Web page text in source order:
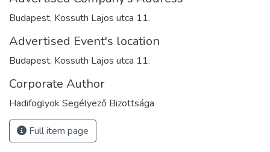
Budapest, Kossuth Lajos utca 11.
Advertised Event's location
Budapest, Kossuth Lajos utca 11.
Corporate Author
Hadifoglyok Segélyező Bizottsága
Full item page